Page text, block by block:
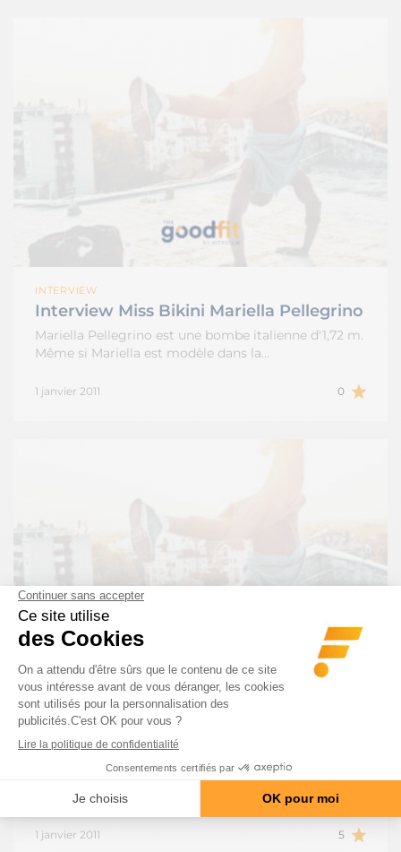
INTERVIEW
Interview Miss Bikini Mariella Pellegrino
Mariella Pellegrino est une bombe italienne d'1,72 m.
Même si Mariella est modèle dans la…
1 janvier 2011 0
INSPIRATIONS
Interview Mickael Bosmans champion
IFBB Belgique 2012
Michael Bosmans est un jeune athlète de 24 ans
pratiquant le Bodybuilding en Belgique. D'une…
1 janvier 2011 5